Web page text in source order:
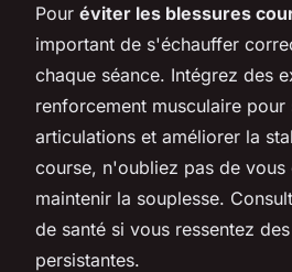
Pour éviter les blessures
important de s'échauffer
chaque séance. Intégrez des
renforcement musculaire pour
articulations et améliorer la
course, n'oubliez pas de vous
maintenir la souplesse.
de santé si vous ressentez
persistantes.